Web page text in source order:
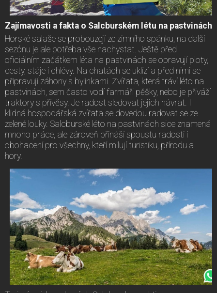
Zajímavosti a fakta o Salcburském létu na pastvinách
Horské salaše se probouzejí ze zimního spánku, na další
sezónu je ale potřeba vše nachystat. Ještě před
oficiálním začátkem léta na pastvinách se opravují ploty,
cesty, stáje i chlévy. Na chatách se uklízí a před nimi se
připravují záhony s bylinkami. Zvířata, která tráví léto na
pastvinách, sem často vodí farmáři pěšky, nebo je přiváží
traktory s přívěsy. Je radost sledovat jejich návrat. I
klidná hospodářská zvířata se dovedou radovat se ze
zelené louky. Salcburské léto na pastvinách sice znamená
mnoho práce, ale zároveň přináší spoustu radosti i
obohacení pro všechny, kteří milují turistiku, přírodu a
hory.